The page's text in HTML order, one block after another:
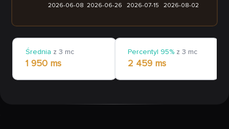
2026-06-08 2026-06-26 2026-07-15 2026-08-02
Średnia z 3 mc
1 950 ms
Percentyl 95% z 3 mc
2 459 ms